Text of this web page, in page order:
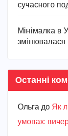
сучасного
Мінімалка в
змінювалася
Останні
Ольга до Як
умовах: